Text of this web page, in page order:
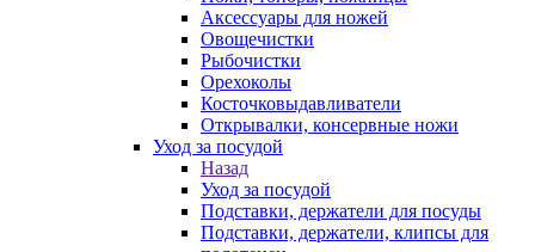
Аксессуары для ножей
Овощечистки
Рыбочистки
Орехоколы
Косточковыдавливатели
Открывалки, консервные ножи
Уход за посудой
Назад
Уход за посудой
Подставки, держатели для посуды
Подставки, держатели, клипсы для